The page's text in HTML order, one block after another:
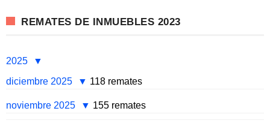
REMATES DE INMUEBLES 2023
2025
diciembre 2025
118 remates
noviembre 2025 155 remates